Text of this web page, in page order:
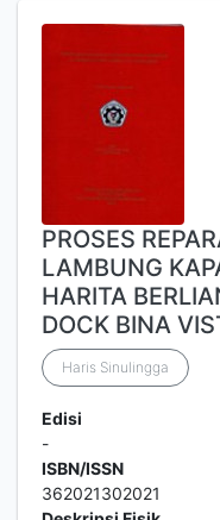
PROSES
LAMBUNG
HARITA
DOCK BINA
Haris Sinulingga
Edisi
-
ISBN/ISSN
362021302021